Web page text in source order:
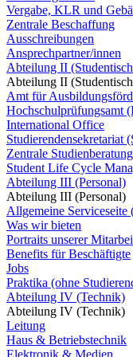
Vergabe, KLR und
Zentrale Beschaffung
Ausschreibungen
Ansprechpartner/innen
Abteilung II
Abteilung II
Amt für
Hochschulprüfungsamt
International Office
Studierendensekretariat
Zentrale Studienberatung
Student Life Cycle
Abteilung III (Personal)
Abteilung III (Personal)
Allgemeine Serviceseite
Was wir bieten
Portraits unserer
Benefits für Beschäftigte
Jobs
Praktika (ohne
Abteilung IV (Technik)
Abteilung IV (Technik)
Leitung
Haus & Betriebstechnik
Elektronik & Medien